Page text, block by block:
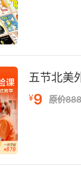
的渐进式拓展
忘曲线优化
：用
数）"概念
：在虚拟农
条件）"触发
：通过
（模块化）
五节北美
¥9 原价